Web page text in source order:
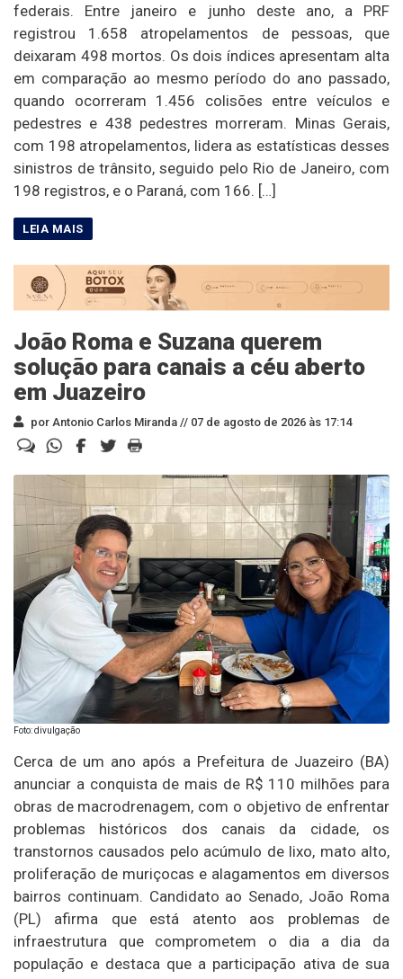
federais. Entre janeiro e junho deste ano, a PRF
registrou 1.658 atropelamentos de pessoas, que
deixaram 498 mortos. Os dois índices apresentam alta
em comparação ao mesmo período do ano passado,
quando ocorreram 1.456 colisões entre veículos e
pedestres e 438 pedestres morreram. Minas Gerais,
com 198 atropelamentos, lidera as estatísticas desses
sinistros de trânsito, seguido pelo Rio de Janeiro, com
198 registros, e o Paraná, com 166. […]
João Roma e Suzana querem
solução para canais a céu aberto
em Juazeiro
por Antonio Carlos Miranda // 07 de agosto de 2026 às 17:14
Foto: divulgação
Cerca de um ano após a Prefeitura de Juazeiro (BA)
anunciar a conquista de mais de R$ 110 milhões para
obras de macrodrenagem, com o objetivo de enfrentar
problemas históricos dos canais da cidade, os
transtornos causados pelo acúmulo de lixo, mato alto,
proliferação de muriçocas e alagamentos em diversos
bairros continuam. Candidato ao Senado, João Roma
(PL) afirma que está atento aos problemas de
infraestrutura que comprometem o dia a dia da
população e destaca que a participação ativa de sua